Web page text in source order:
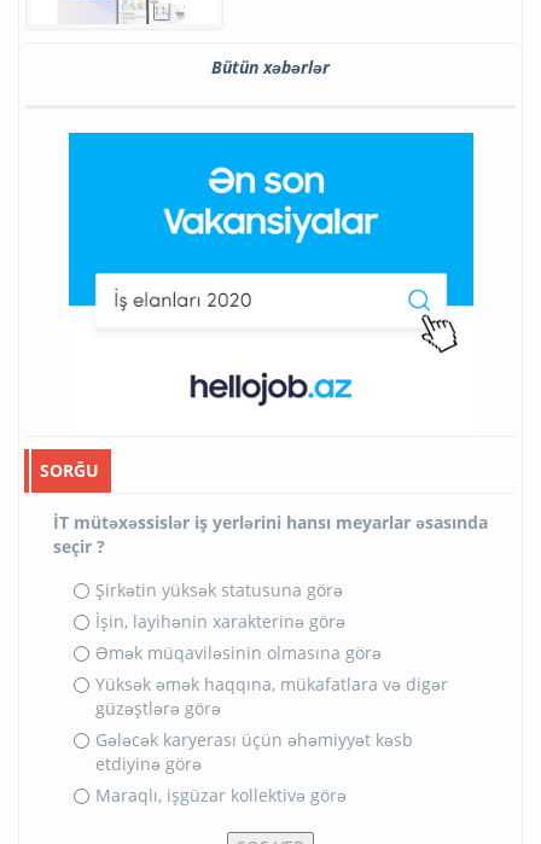
Bütün xəbərlər
SORĞU
İT mütəxəssislər iş yerlərini hansı meyarlar əsasında
seçir ?
Şirkətin yüksək statusuna görə
İşin, layihənin xarakterinə görə
Əmək müqaviləsinin olmasına görə
Yüksək əmək haqqına, mükafatlara və digər
güzəştlərə görə
Gələcək karyerası üçün əhəmiyyət kəsb
etdiyinə görə
Maraqlı, işgüzar kollektivə görə